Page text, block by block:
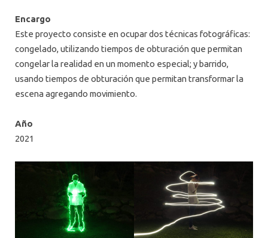
Encargo
Este proyecto consiste en ocupar dos técnicas fotográficas:
congelado, utilizando tiempos de obturación que permitan
congelar la realidad en un momento especial; y barrido,
usando tiempos de obturación que permitan transformar la
escena agregando movimiento.
Año
2021